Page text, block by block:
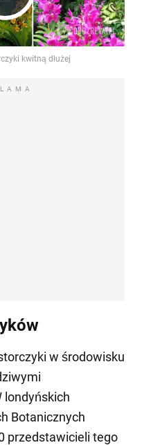
w środowisku
londyńskich
Botanicznych
przedstawicieli tego